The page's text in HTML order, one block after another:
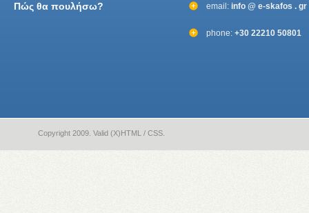
Πώς θα πουλήσω? email: info @ e-skafos . gr
phone: +30 22210 50801
Copyright 2009. Valid (X)HTML / CSS.